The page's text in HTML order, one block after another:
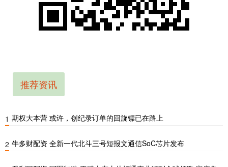
推荐资讯
1 期权大本营 或许，创纪录订单的回旋镖已在路上
2 牛多财配资 全新一代北斗三号短报文通信SoC芯片发布